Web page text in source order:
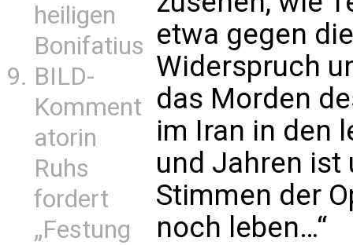
heiligen
Bonifatius
BILD-
Komment
atorin
Ruhs
fordert
„Festung
etwa gegen
Widerspruch
das Morden
im Iran in den
und Jahren ist
Stimmen der
noch leben…“